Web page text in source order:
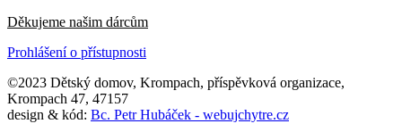
Děkujeme našim dárcům
Prohlášení o přístupnosti
©2023 Dětský domov, Krompach, příspěvková organizace,
Krompach 47, 47157
design & kód: Bc. Petr Hubáček - webujchytre.cz